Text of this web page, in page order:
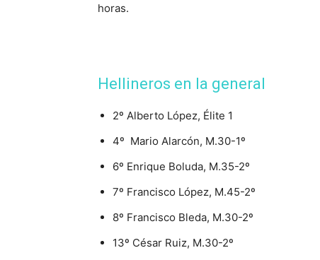
horas.
Hellineros en la general
2º Alberto López, Élite 1
4º Mario Alarcón, M.30-1º
6º Enrique Boluda, M.35-2º
7º Francisco López, M.45-2º
8º Francisco Bleda, M.30-2º
13º César Ruiz, M.30-2º